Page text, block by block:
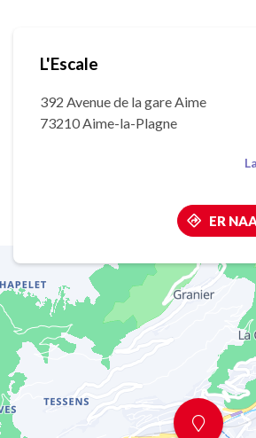
L'Escale
392 Avenue de la gare Aime
73210 Aime-la-Plagne
ER